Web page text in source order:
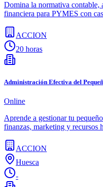
Domina la normativa contable,
financiera para PYMES con
ACCION
20 horas
Administración Efectiva del
Online
Aprende a gestionar tu
finanzas, marketing y recursos
ACCION
Huesca
-